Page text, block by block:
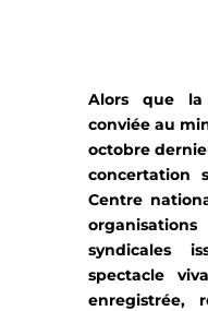
Alors que
conviée au
octobre
concertation
Centre
syndicales
spectacle
enregistrée,